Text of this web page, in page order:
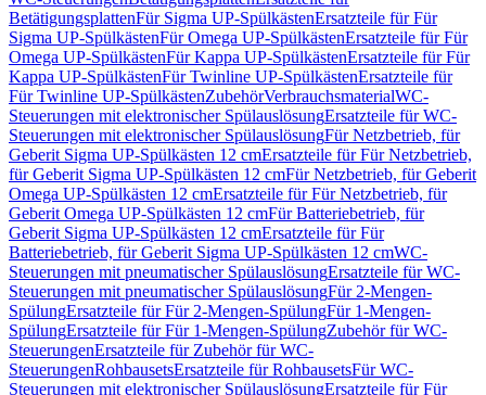
BetätigungsplattenFür Sigma UP-SpülkästenErsatzteile für Für
Sigma UP-SpülkästenFür Omega UP-SpülkästenErsatzteile für Für
Omega UP-SpülkästenFür Kappa UP-SpülkästenErsatzteile für Für
Kappa UP-SpülkästenFür Twinline UP-SpülkästenErsatzteile für
Für Twinline UP-SpülkästenZubehörVerbrauchsmaterialWC-
Steuerungen mit elektronischer SpülauslösungErsatzteile für WC-
Steuerungen mit elektronischer SpülauslösungFür Netzbetrieb, für
Geberit Sigma UP-Spülkästen 12 cmErsatzteile für Für Netzbetrieb,
für Geberit Sigma UP-Spülkästen 12 cmFür Netzbetrieb, für Geberit
Omega UP-Spülkästen 12 cmErsatzteile für Für Netzbetrieb, für
Geberit Omega UP-Spülkästen 12 cmFür Batteriebetrieb, für
Geberit Sigma UP-Spülkästen 12 cmErsatzteile für Für
Batteriebetrieb, für Geberit Sigma UP-Spülkästen 12 cmWC-
Steuerungen mit pneumatischer SpülauslösungErsatzteile für WC-
Steuerungen mit pneumatischer SpülauslösungFür 2-Mengen-
SpülungErsatzteile für Für 2-Mengen-SpülungFür 1-Mengen-
SpülungErsatzteile für Für 1-Mengen-SpülungZubehör für WC-
SteuerungenErsatzteile für Zubehör für WC-
SteuerungenRohbausetsErsatzteile für RohbausetsFür WC-
Steuerungen mit elektronischer SpülauslösungErsatzteile für Für